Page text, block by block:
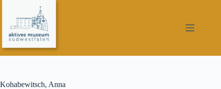
springen
Kohabewitsch, Anna